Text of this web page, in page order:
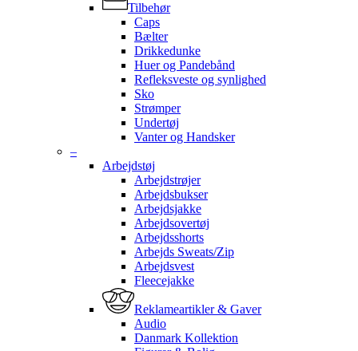
Tilbehør
Caps
Bælter
Drikkedunke
Huer og Pandebånd
Refleksveste og synlighed
Sko
Strømper
Undertøj
Vanter og Handsker
–
Arbejdstøj
Arbejdstrøjer
Arbejdsbukser
Arbejdsjakke
Arbejdsovertøj
Arbejdsshorts
Arbejds Sweats/Zip
Arbejdsvest
Fleecejakke
Reklameartikler & Gaver
Audio
Danmark Kollektion